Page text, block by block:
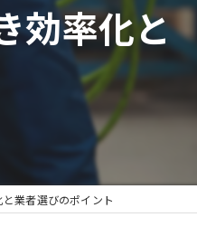
効率化と
業者選びのポイント